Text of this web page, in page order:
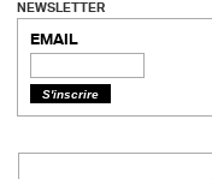
NEWSLETTER
EMAIL